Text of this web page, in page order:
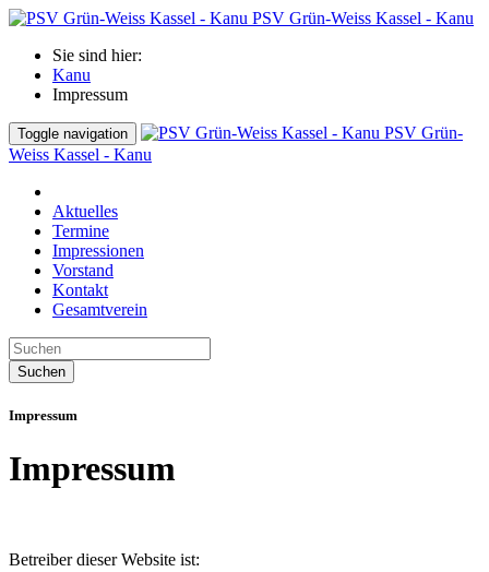
PSV Grün-Weiss Kassel - Kanu
Sie sind hier:
Kanu
Impressum
Toggle navigation
PSV Grün-
Weiss Kassel - Kanu
Aktuelles
Termine
Impressionen
Vorstand
Kontakt
Gesamtverein
Suchen
Impressum
Impressum
Betreiber dieser Website ist: